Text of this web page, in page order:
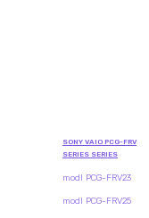
SONY VAIO PCG-FRV
SERIES SERIES
modl PCG-FRV23
modl PCG-FRV25